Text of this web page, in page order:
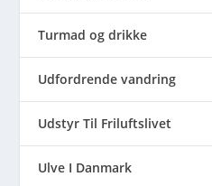
Turmad og drikke
Udfordrende vandring
Udstyr Til Friluftslivet
Ulve I Danmark